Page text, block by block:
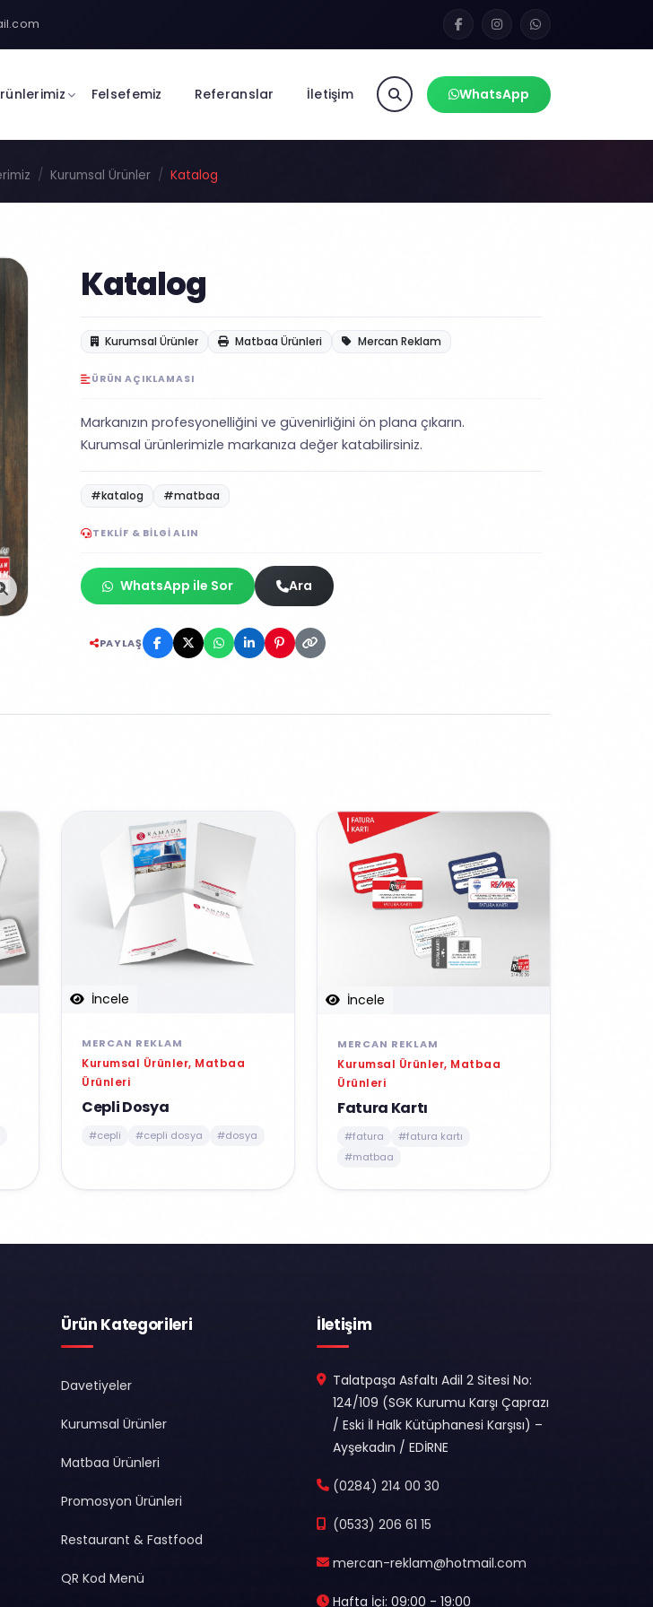
Felsefemiz Referanslar İletişim WhatsApp
Kurumsal Ürünler Katalog
Katalog
Kurumsal Ürünler Matbaa Ürünleri Mercan Reklam
ÜRÜN AÇIKLAMASI
Markanızın profesyonelliğini ve güvenirliğini ön plana çıkarın.
Kurumsal ürünlerimizle markanıza değer katabilirsiniz.
#katalog #matbaa
TEKLIF & BILGI ALIN
WhatsApp ile Sor Ara
PAYLAŞ
İncele
MERCAN REKLAM
Kurumsal Ürünler, Matbaa
Ürünleri
Cepli Dosya
#cepli #cepli dosya #dosya
İncele
MERCAN REKLAM
Kurumsal Ürünler, Matbaa
Ürünleri
Fatura Kartı
#fatura
#fatura kartı
#matbaa
Ürün Kategorileri
Davetiyeler
Kurumsal Ürünler
Matbaa Ürünleri
Promosyon Ürünleri
Restaurant & Fastfood
QR Kod Menü
İletişim
Talatpaşa Asfaltı Adil 2 Sitesi No:
124/109 (SGK Kurumu Karşı Çaprazı
/ Eski İl Halk Kütüphanesi Karşısı) –
Ayşekadın / EDİRNE
(0284) 214 00 30
(0533) 206 61 15
mercan-reklam@hotmail.com
Hafta İçi: 09:00 - 19:00